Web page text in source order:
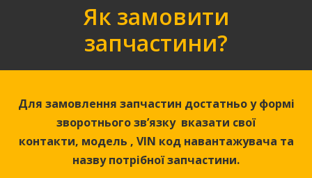
Як замовити
запчастини?
Для замовлення запчастин достатньо у формі
зворотнього зв’язку вказати свої
контакти, модель , VIN код навантажувача та
назву потрібної запчастини.